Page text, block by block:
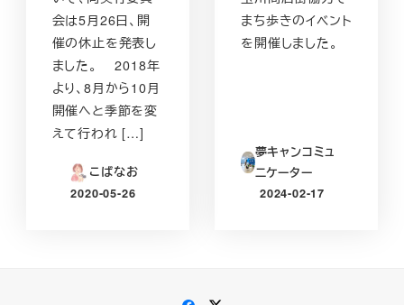
会は5月26日、開
催の休止を発表し
ました。 2018年
より、8月から10月
開催へと季節を変
えて行われ […]
こばなお
投稿日
2020-05-26
まち歩きのイベント
を開催しました。
夢キャンコミュ
ニケーター
投稿日
2024-02-17